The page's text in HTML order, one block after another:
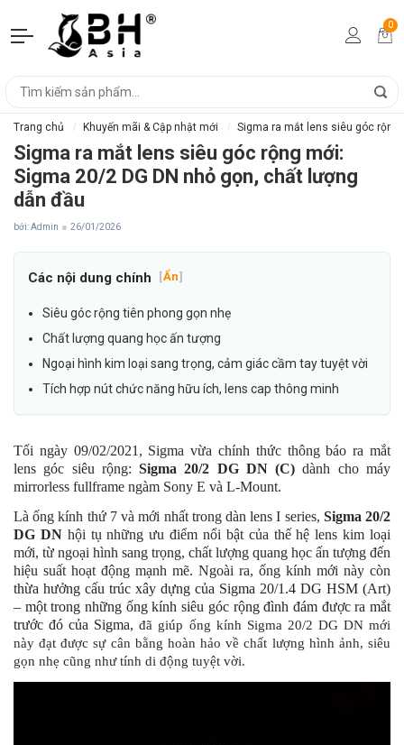
0
Trang chủ Khuyến mãi & Cập nhật mới Sigma ra mắt lens siêu góc rộng
Sigma ra mắt lens siêu góc rộng mới:
Sigma 20/2 DG DN nhỏ gọn, chất lượng
dẫn đầu
bởi: Admin 26/01/2026
Các nội dung chính [Ẩn]
Siêu góc rộng tiên phong gọn nhẹ
Chất lượng quang học ấn tượng
Ngoại hình kim loại sang trọng, cảm giác cầm tay tuyệt vời
Tích hợp nút chức năng hữu ích, lens cap thông minh
Tối ngày 09/02/2021, Sigma vừa chính thức thông báo ra mắt
lens góc siêu rộng:Sigma 20/2 DG DN (C) dành cho máy
mirrorless fullframe ngàm Sony E và L-Mount.
Là ống kính thứ 7 và mới nhất trong dàn lens I series, Sigma 20/2
DG DNhội tụ những ưu điểm nổi bật của thế hệ lens kim loại
mới, từ ngoại hình sang trọng, chất lượng quang học ấn tượng đến
hiệu suất hoạt động mạnh mẽ. Ngoài ra, ống kính mới này còn
thừa hưởng cấu trúc xây dựng của Sigma 20/1.4 DG HSM (Art)
– một trong những ống kính siêu góc rộng đình đám được ra mắt
trước đó của Sigma,đã giúp ống kính Sigma 20/2 DG DN mới
này đạt được sự cân bằng hoàn hảo về chất lượng hình ảnh, siêu
gọn nhẹ cũng như tính di động tuyệt vời.